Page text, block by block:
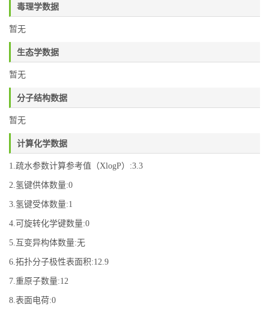
毒理学数据
暂无
生态学数据
暂无
分子结构数据
暂无
计算化学数据
1.疏水参数计算参考值（XlogP）:3.3
2.氢键供体数量:0
3.氢键受体数量:1
4.可旋转化学键数量:0
5.互变异构体数量:无
6.拓扑分子极性表面积:12.9
7.重原子数量:12
8.表面电荷:0